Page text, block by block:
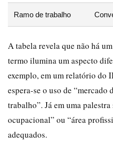
Ramo de trabalho
A tabela revela que não há
termo ilumina um aspecto
exemplo, em um relatório do
espera-se o uso de “mercado
trabalho”. Já em uma
ocupacional” ou “área
adequados.